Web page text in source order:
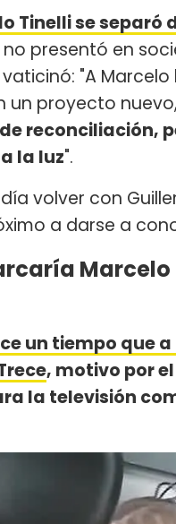
Tinelli se separó
presentó en
"A
un proyecto
reconciliación,
la luz".
volver con
a darse a
Marcelo
un tiempo que
, motivo por
la televisión